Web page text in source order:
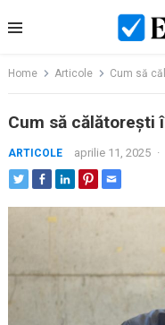
to
Home Articole Cum să
Cum să călătorești
ARTICOLE aprilie 11, 2025 ·